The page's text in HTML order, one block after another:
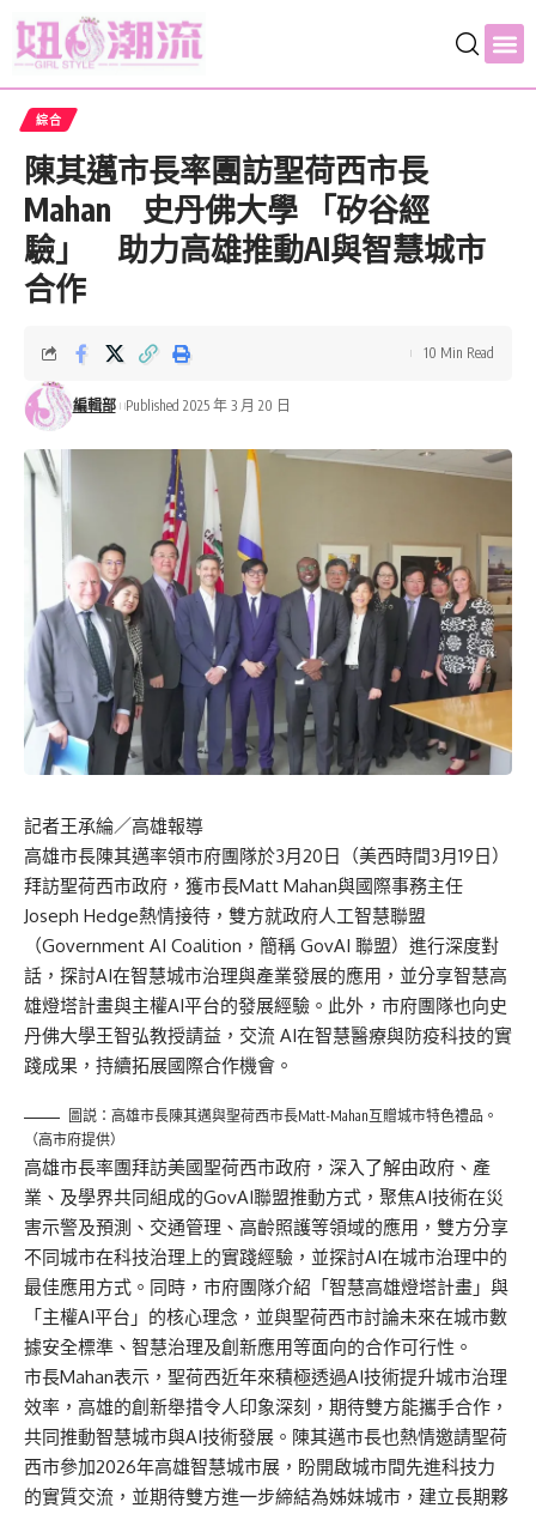
綜合
陳其邁市長率團訪聖荷西市長
Mahan 史丹佛大學 「矽谷經
驗」 助力高雄推動AI與智慧城市
合作
編輯部 Published 2025 年 3 月 20 日
10 Min Read
記者王承綸／高雄報導
高雄市長陳其邁率領市府團隊於3月20日（美西時間3月19日）
拜訪聖荷西市政府，獲市長Matt Mahan與國際事務主任
Joseph Hedge熱情接待，雙方就政府人工智慧聯盟
（Government AI Coalition，簡稱 GovAI 聯盟）進行深度對
話，探討AI在智慧城市治理與產業發展的應用，並分享智慧高
雄燈塔計畫與主權AI平台的發展經驗。此外，市府團隊也向史
丹佛大學王智弘教授請益，交流 AI在智慧醫療與防疫科技的實
踐成果，持續拓展國際合作機會。
圖説：高雄市長陳其邁與聖荷西市長Matt-Mahan互贈城市特色禮品。
（高市府提供）
高雄市長率團拜訪美國聖荷西市政府，深入了解由政府、產
業、及學界共同組成的GovAI聯盟推動方式，聚焦AI技術在災
害示警及預測、交通管理、高齡照護等領域的應用，雙方分享
不同城市在科技治理上的實踐經驗，並探討AI在城市治理中的
最佳應用方式。同時，市府團隊介紹「智慧高雄燈塔計畫」與
「主權AI平台」的核心理念，並與聖荷西市討論未來在城市數
據安全標準、智慧治理及創新應用等面向的合作可行性。
市長Mahan表示，聖荷西近年來積極透過AI技術提升城市治理
效率，高雄的創新舉措令人印象深刻，期待雙方能攜手合作，
共同推動智慧城市與AI技術發展。陳其邁市長也熱情邀請聖荷
西市參加2026年高雄智慧城市展，盼開啟城市間先進科技力
的實質交流，並期待雙方進一步締結為姊妹城市，建立長期夥